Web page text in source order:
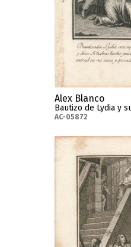
Alex Blanco
Bautizo de Lydia y
AC-05872